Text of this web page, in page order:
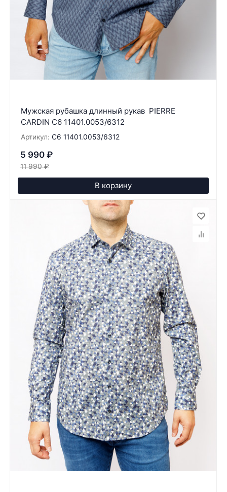
Мужская рубашка длинный рукав PIERRE
CARDIN C6 11401.0053/6312
Артикул: C6 11401.0053/6312
5 990 ₽
11 990 ₽
В корзину